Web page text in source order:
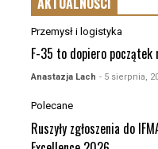
Przemysł i logistyka
F-35 to dopiero
Anastazja Lach - 5 sierpnia,
Polecane
Ruszyły zgłoszenia do